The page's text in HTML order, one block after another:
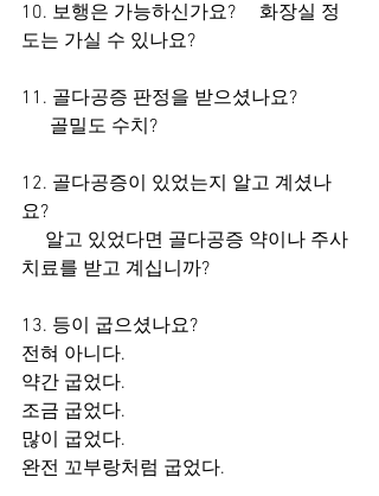
10. 보행은 가능하신가요?     화장실 정
도는 가실 수 있나요?
11. 골다공증 판정을 받으셨나요?
골밀도 수치?
12. 골다공증이 있었는지 알고 계셨나
요?
알고 있었다면 골다공증 약이나 주사
치료를 받고 계십니까?
13. 등이 굽으셨나요?
전혀 아니다.
약간 굽었다.
조금 굽었다.
많이 굽었다.
완전 꼬부랑처럼 굽었다.